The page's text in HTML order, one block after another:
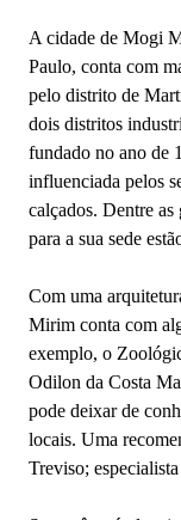
A cidade de Mogi
Paulo, conta com
pelo distrito de
dois distritos
fundado no ano de
influenciada pelos
calçados. Dentre
para a sua sede
Com uma
Mirim conta com
exemplo, o
Odilon da Costa
pode deixar de
locais. Uma
Treviso;